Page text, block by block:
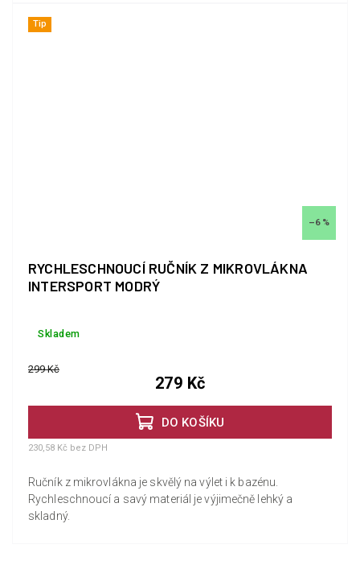
Tip
–6 %
RYCHLESCHNOUCÍ RUČNÍK Z MIKROVLÁKNA
INTERSPORT MODRÝ
Skladem
DO KOŠÍKU
230,58 Kč bez DPH
299 Kč
279 Kč
Ručník z mikrovlákna je skvělý na výlet i k bazénu.
Rychleschnoucí a savý materiál je výjimečně lehký a
skladný.